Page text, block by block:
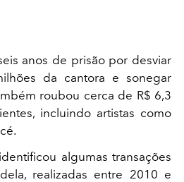
anos de prisão por desviar
da cantora e sonegar
roubou cerca de R$ 6,3
incluindo artistas como
algumas transações
realizadas entre 2010 e